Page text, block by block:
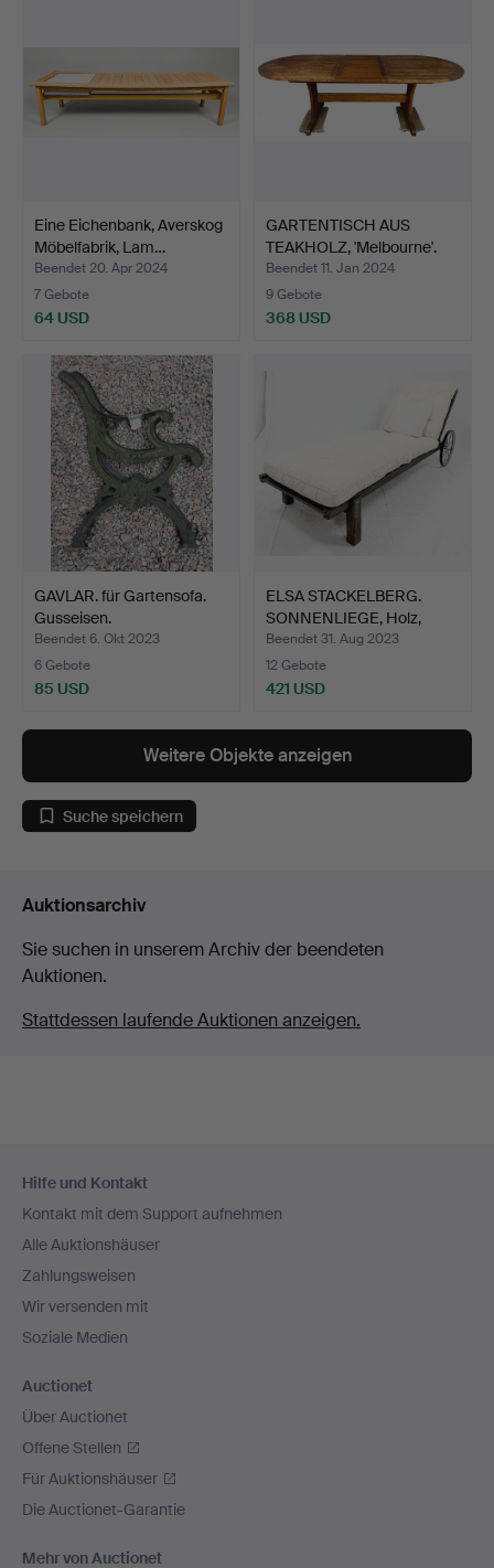
Eine Eichenbank, Averskog
Möbelfabrik, Lam…
Beendet 20. Apr 2024
7 Gebote
64 USD
GARTENTISCH AUS
TEAKHOLZ, 'Melbourne'.
Beendet 11. Jan 2024
9 Gebote
368 USD
GAVLAR. für Gartensofa.
Gusseisen.
Beendet 6. Okt 2023
6 Gebote
85 USD
ELSA STACKELBERG.
SONNENLIEGE, Holz,
„Frei…
Beendet 31. Aug 2023
12 Gebote
421 USD
Weitere Objekte anzeigen
Suche speichern
Auktionsarchiv
Sie suchen in unserem Archiv der beendeten
Auktionen.
Stattdessen laufende Auktionen anzeigen.
Navigation
Hilfe und Kontakt
Kontakt mit dem Support aufnehmen
Alle Auktionshäuser
Zahlungsweisen
Wir versenden mit
Soziale Medien
Auctionet
Über Auctionet
Offene Stellen
Für Auktionshäuser
Die Auctionet-Garantie
Mehr von Auctionet